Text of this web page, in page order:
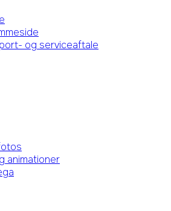
og serviceaftale
animationer